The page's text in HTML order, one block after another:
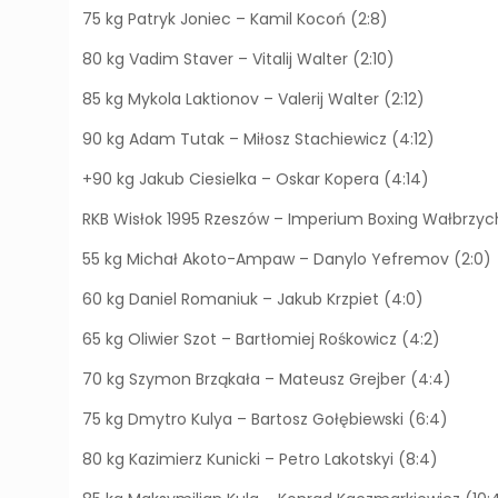
75 kg Patryk Joniec – Kamil Kocoń (2:8)
80 kg Vadim Staver – Vitalij Walter (2:10)
85 kg Mykola Laktionov – Valerij Walter (2:12)
90 kg Adam Tutak – Miłosz Stachiewicz (4:12)
+90 kg Jakub Ciesielka – Oskar Kopera (4:14)
RKB Wisłok 1995 Rzeszów – Imperium Boxing
55 kg Michał Akoto-Ampaw – Danylo Yefremov (2:0)
60 kg Daniel Romaniuk – Jakub Krzpiet (4:0)
65 kg Oliwier Szot – Bartłomiej Rośkowicz (4:2)
70 kg Szymon Brząkała – Mateusz Grejber (4:4)
75 kg Dmytro Kulya – Bartosz Gołębiewski (6:4)
80 kg Kazimierz Kunicki – Petro Lakotskyi (8:4)